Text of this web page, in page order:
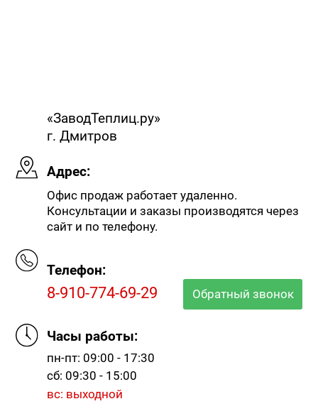
«ЗаводТеплиц.ру»
г. Дмитров
Адрес:
Офис продаж работает удаленно.
Консультации и заказы производятся через
сайт и по телефону.
Телефон:
8-910-774-69-29 Обратный звонок
Часы работы:
пн-пт: 09:00 - 17:30
сб: 09:30 - 15:00
вс: выходной